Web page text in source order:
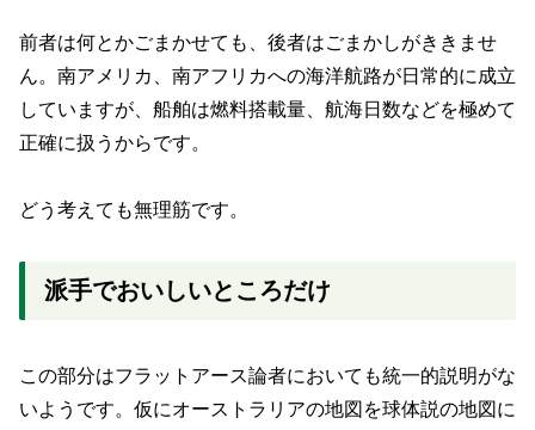
前者は何とかごまかせても、後者はごまかしがききませ
ん。南アメリカ、南アフリカへの海洋航路が日常的に成立
していますが、船舶は燃料搭載量、航海日数などを極めて
正確に扱うからです。
どう考えても無理筋です。
派手でおいしいところだけ
この部分はフラットアース論者においても統一的説明がな
いようです。仮にオーストラリアの地図を球体説の地図に